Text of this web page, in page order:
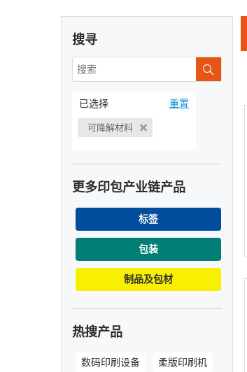
搜寻
已选择 重置
可降解材料
更多印包产业链产品
标签
包装
制品及包材
热搜产品
数码印刷设备 柔版印刷机